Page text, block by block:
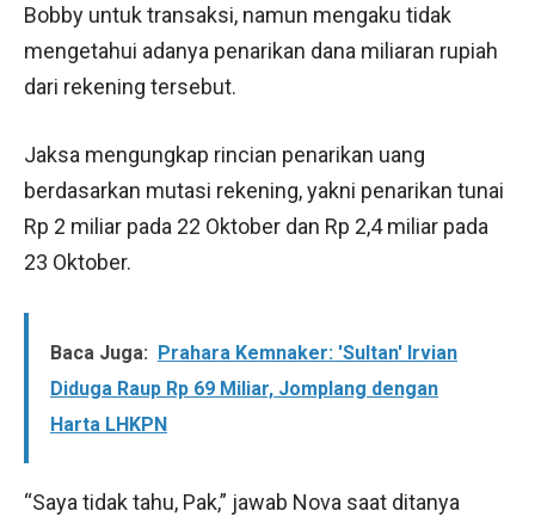
Bobby untuk transaksi, namun mengaku tidak
mengetahui adanya penarikan dana miliaran rupiah
dari rekening tersebut.
Jaksa mengungkap rincian penarikan uang
berdasarkan mutasi rekening, yakni penarikan tunai
Rp 2 miliar pada 22 Oktober dan Rp 2,4 miliar pada
23 Oktober.
Baca Juga: Prahara Kemnaker: 'Sultan' Irvian
Diduga Raup Rp 69 Miliar, Jomplang dengan
Harta LHKPN
“Saya tidak tahu, Pak,” jawab Nova saat ditanya